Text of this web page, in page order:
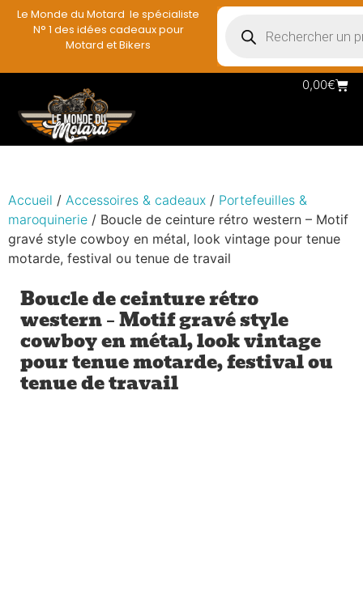
Le Monde du Motard le spécialiste
N° 1 des idées cadeaux pour
Motard et Bikers
0,00€
Accueil / Accessoires & cadeaux / Portefeuilles &
maroquinerie / Boucle de ceinture rétro western – Motif
gravé style cowboy en métal, look vintage pour tenue
motarde, festival ou tenue de travail
Boucle de ceinture rétro
western – Motif gravé style
cowboy en métal, look vintage
pour tenue motarde, festival ou
tenue de travail